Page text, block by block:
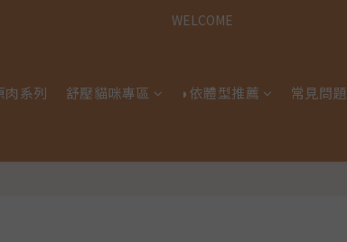
歡迎光臨古德狗寵物用品專賣店
WELCOME
肉系列 舒壓貓咪專區 ◗依體型推薦 常見問題